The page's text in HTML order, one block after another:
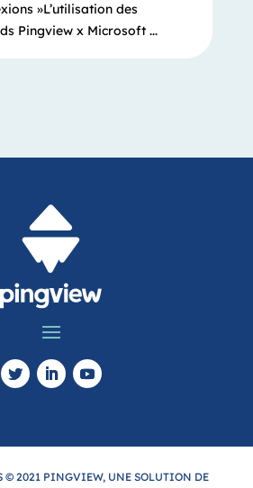
»L’utilisation des
Pingview x Microsoft ...
© 2021 PINGVIEW, UNE SOLUTION DE